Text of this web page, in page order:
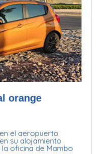
orange
el aeropuerto
su alojamiento
oficina de Mambo